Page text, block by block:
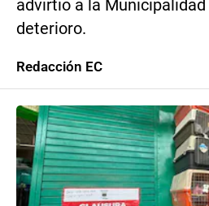
advirtió a la
deterioro.
Redacción EC